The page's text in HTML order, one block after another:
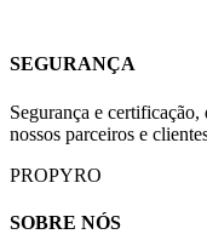
SEGURANÇA
Segurança e
nossos parceiros e
PROPYRO
SOBRE NÓS